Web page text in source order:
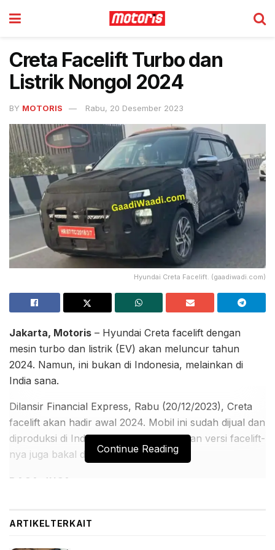
Creta Facelift Turbo dan
Listrik Nongol 2024
BY MOTORIS Rabu, 20 Desember 2023
Hyundai Creta Facelift. (gaadiwadi.com)
Jakarta, Motoris – Hyundai Creta facelift dengan
mesin turbo dan listrik (EV) akan meluncur tahun
2024. Namun, ini bukan di Indonesia, melainkan di
India sana.
Dilansir Financial Express, Rabu (20/12/2023), Creta
facelift akan hadir awal 2024. Mobil ini sudah dijual dan
diproduksi di Indonesia, jadi kemungkinan versi facelift-
nya juga bakal datang ke sini.
BACA JUGA:
GIIAS 2026 Melalui Sesi Test Drive
Continue Reading
ARTIKELTERKAIT